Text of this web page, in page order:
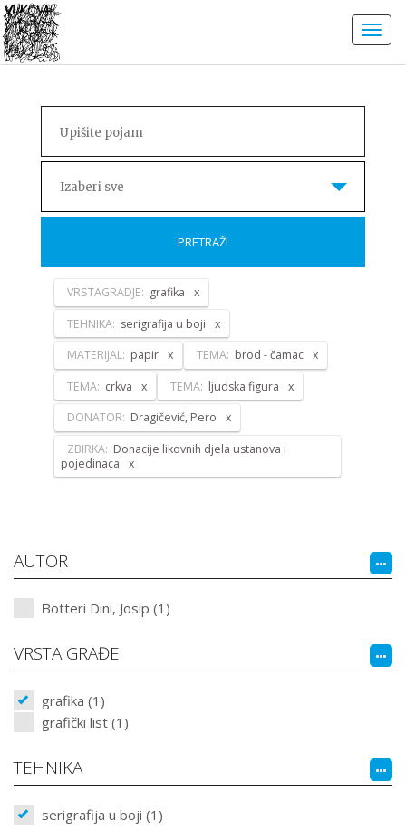
Izaberi sve
PRETRAŽI
VRSTAGRADJE: grafika
TEHNIKA: serigrafija u boji
MATERIJAL: papir TEMA: brod - čamac
TEMA: crkva TEMA: ljudska figura
DONATOR: Dragičević, Pero
ZBIRKA: Donacije likovnih djela ustanova i
pojedinaca
AUTOR
Botteri Dini, Josip (1)
VRSTA GRAĐE
grafika (1)
grafički list (1)
TEHNIKA
serigrafija u boji (1)